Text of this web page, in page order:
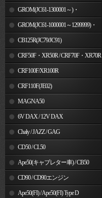
GROM(JC61-1300001～)・
MSX125SF
GROM(JC61-1000001～1299999)・
MSX125CB125R(JC79/JC91)
CRF50F・XR50R / CRF70F・XR70R
CRF100F/XR100R
CRF110F(JE02)
MAGNA50
6V DAX / 12V DAX
Chaly / JAZZ / GAG
CD50 / CL50
Ape50(キャブレター車) / CB50
CD90 / CD90エンジン
Ape50(FI) / Ape50(FI) Type D